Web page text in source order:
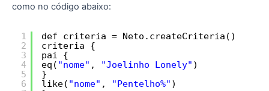
como no código abaixo:
1
2
3
4
5
6
def criteria = Neto.createCriteria()
criteria {
pai {
eq( "nome" , "Joelinho Lonely" )
}
like( "nome" , "Pentelho%" )